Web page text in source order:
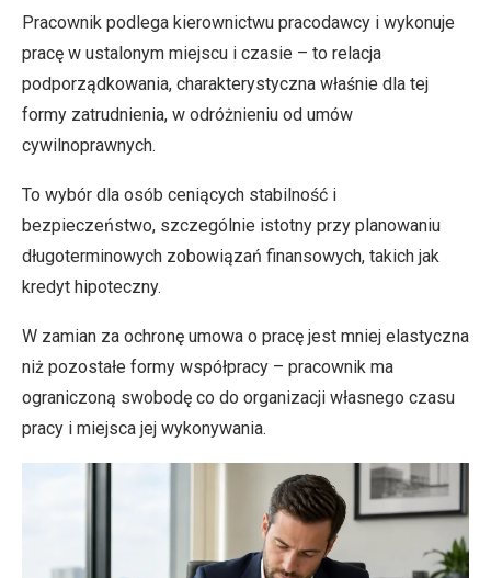
Pracownik podlega kierownictwu pracodawcy i wykonuje
pracę w ustalonym miejscu i czasie – to relacja
podporządkowania, charakterystyczna właśnie dla tej
formy zatrudnienia, w odróżnieniu od umów
cywilnoprawnych.
To wybór dla osób ceniących stabilność i
bezpieczeństwo, szczególnie istotny przy planowaniu
długoterminowych zobowiązań finansowych, takich jak
kredyt hipoteczny.
W zamian za ochronę umowa o pracę jest mniej elastyczna
niż pozostałe formy współpracy – pracownik ma
ograniczoną swobodę co do organizacji własnego czasu
pracy i miejsca jej wykonywania.